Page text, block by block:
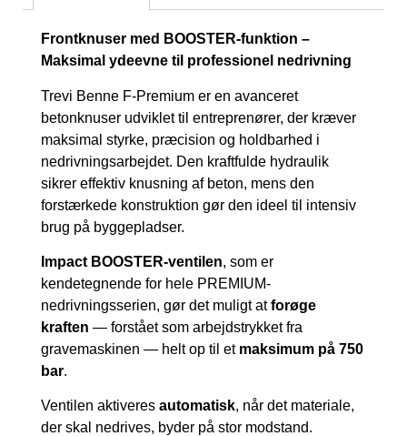
Frontknuser med BOOSTER-funktion –
Maksimal ydeevne til professionel nedrivning
Trevi Benne F-Premium er en avanceret
betonknuser udviklet til entreprenører, der kræver
maksimal styrke, præcision og holdbarhed i
nedrivningsarbejdet. Den kraftfulde hydraulik
sikrer effektiv knusning af beton, mens den
forstærkede konstruktion gør den ideel til intensiv
brug på byggepladser.
Impact BOOSTER-ventilen, som er
kendetegnende for hele PREMIUM-
nedrivningsserien, gør det muligt atforøge
kraften — forstået som arbejdstrykket fra
gravemaskinen — helt op til et maksimum på 750
bar.
Ventilen aktiveres automatisk, når det materiale,
der skal nedrives, byder på stor modstand.